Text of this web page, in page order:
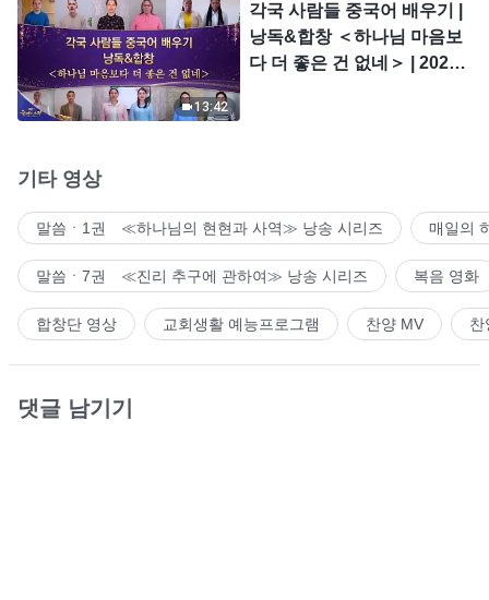
13:42
각국 사람들 중국어 배우기 |
낭독&합창 ＜하나님 마음보
다 더 좋은 건 없네＞ | 2026
기타 영상
말씀ㆍ1권 ≪하나님의 현현과 사역≫ 낭송 시리즈 매일의
말씀ㆍ7권 ≪진리 추구에 관하여≫ 낭송 시리즈 복음 영화
합창단 영상 교회생활 예능프로그램 찬양 MV 찬
댓글 남기기